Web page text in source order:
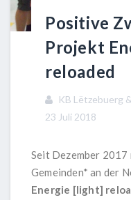
Positive
Projekt
reloaded
KB Lëtzebuerg &
23 Juli 2018
Seit Dezember 2017
Gemeinden* an der
Energie [light]